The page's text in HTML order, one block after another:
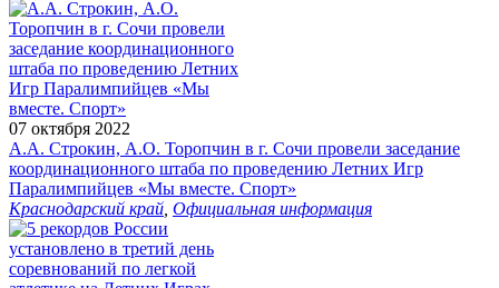
07 октября 2022
А.А. Строкин, А.О. Торопчин в г. Сочи провели заседание
координационного штаба по проведению Летних Игр
Паралимпийцев «Мы вместе. Спорт»
Краснодарский край Официальная информация